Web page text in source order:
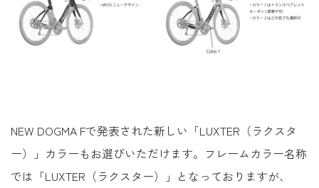
NEW DOGMA Fで発表された新しい「LUXTER（ラクスタ
ー）」カラーもお選びいただけます。フレームカラー名称
では「LUXTER（ラクスター）」となっておりますが、